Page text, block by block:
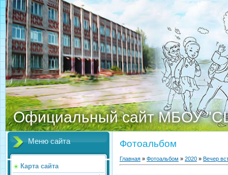
Официальный сайт МБОУ
Меню сайта
Карта сайта
Фотоальбом
Главная » Фотоальбом » 2020 » Вечер